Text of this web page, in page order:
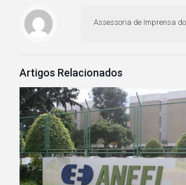
Assessoria de Imprensa
Artigos Relacionados